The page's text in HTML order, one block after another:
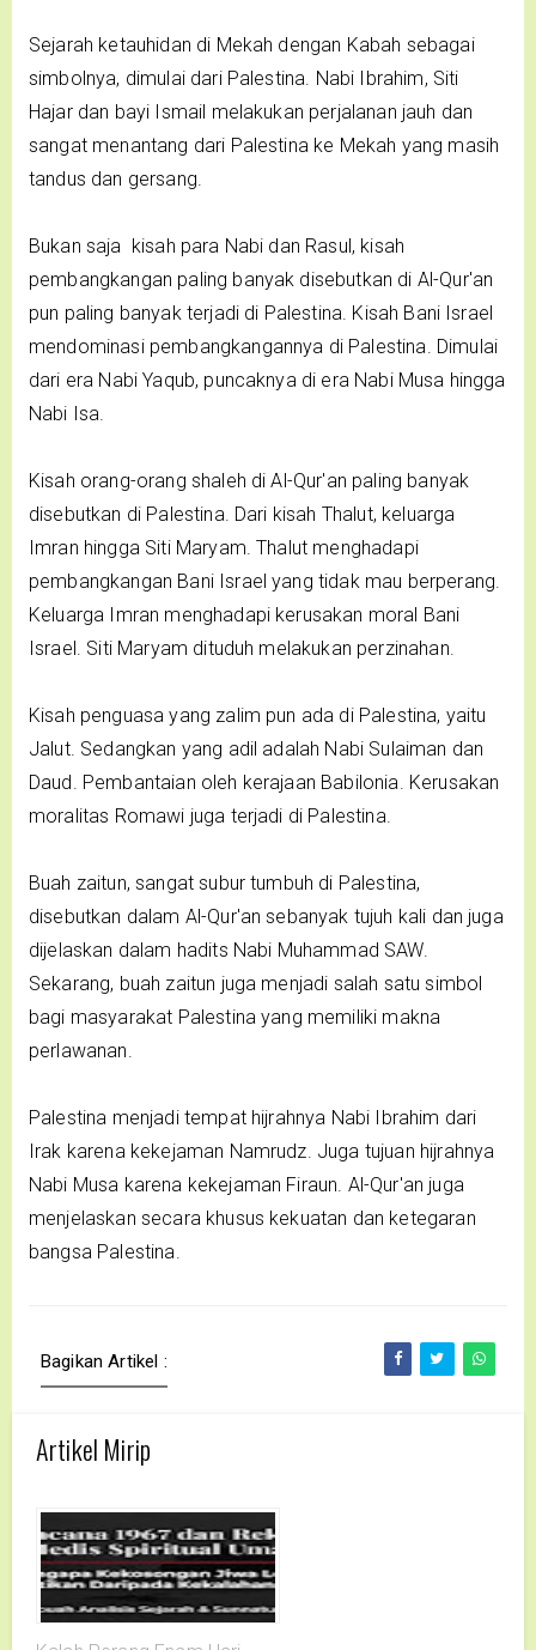
Sejarah ketauhidan di Mekah dengan Kabah sebagai
simbolnya, dimulai dari Palestina. Nabi Ibrahim, Siti
Hajar dan bayi Ismail melakukan perjalanan jauh dan
sangat menantang dari Palestina ke Mekah yang masih
tandus dan gersang.
Bukan saja kisah para Nabi dan Rasul, kisah
pembangkangan paling banyak disebutkan di Al-Qur'an
pun paling banyak terjadi di Palestina. Kisah Bani Israel
mendominasi pembangkangannya di Palestina. Dimulai
dari era Nabi Yaqub, puncaknya di era Nabi Musa hingga
Nabi Isa.
Kisah orang-orang shaleh di Al-Qur'an paling banyak
disebutkan di Palestina. Dari kisah Thalut, keluarga
Imran hingga Siti Maryam. Thalut menghadapi
pembangkangan Bani Israel yang tidak mau berperang.
Keluarga Imran menghadapi kerusakan moral Bani
Israel. Siti Maryam dituduh melakukan perzinahan.
Kisah penguasa yang zalim pun ada di Palestina, yaitu
Jalut. Sedangkan yang adil adalah Nabi Sulaiman dan
Daud. Pembantaian oleh kerajaan Babilonia. Kerusakan
moralitas Romawi juga terjadi di Palestina.
Buah zaitun, sangat subur tumbuh di Palestina,
disebutkan dalam Al-Qur'an sebanyak tujuh kali dan juga
dijelaskan dalam hadits Nabi Muhammad SAW.
Sekarang, buah zaitun juga menjadi salah satu simbol
bagi masyarakat Palestina yang memiliki makna
perlawanan.
Palestina menjadi tempat hijrahnya Nabi Ibrahim dari
Irak karena kekejaman Namrudz. Juga tujuan hijrahnya
Nabi Musa karena kekejaman Firaun. Al-Qur'an juga
menjelaskan secara khusus kekuatan dan ketegaran
bangsa Palestina.
Bagikan Artikel :
Artikel Mirip